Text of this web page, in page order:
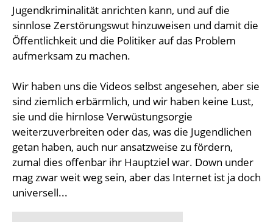
Jugendkriminalität anrichten kann, und auf die
sinnlose Zerstörungswut hinzuweisen und damit die
Öffentlichkeit und die Politiker auf das Problem
aufmerksam zu machen.
Wir haben uns die Videos selbst angesehen, aber sie
sind ziemlich erbärmlich, und wir haben keine Lust,
sie und die hirnlose Verwüstungsorgie
weiterzuverbreiten oder das, was die Jugendlichen
getan haben, auch nur ansatzweise zu fördern,
zumal dies offenbar ihr Hauptziel war. Down under
mag zwar weit weg sein, aber das Internet ist ja doch
universell...